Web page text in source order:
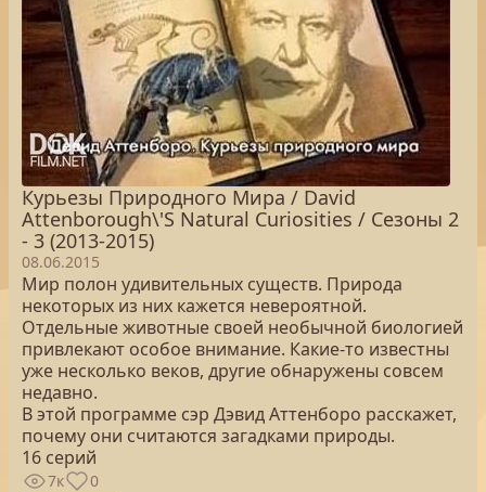
Курьезы Природного Мира / David
Attenborough\'S Natural Curiosities / Сезоны 2
- 3 (2013-2015)
08.06.2015
Мир полон удивительных существ. Природа
некоторых из них кажется невероятной.
Отдельные животные своей необычной биологией
привлекают особое внимание. Какие-то известны
уже несколько веков, другие обнаружены совсем
недавно.
В этой программе сэр Дэвид Аттенборо расскажет,
почему они считаются загадками природы.
16 серий
7к 0